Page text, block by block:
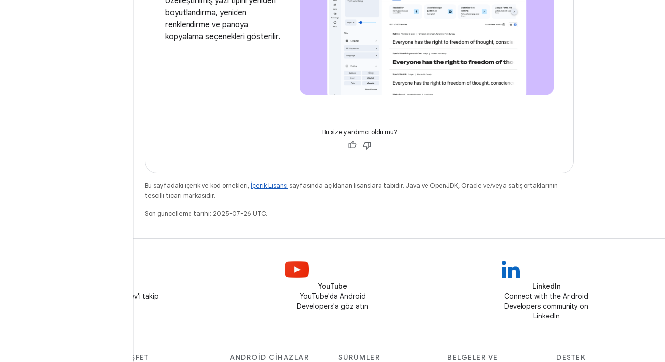
boyutlandırma, yeniden
renklendirme ve panoya
kopyalama seçenekleri gösterilir.
Bu size yardımcı oldu mu?
Bu sayfadaki içerik ve kod örnekleri, İçerik Lisansı sayfasında açıklanan lisanslara tabidir. Java ve OpenJDK, Oracle ve/veya satış ortaklarının
tescilli ticari markasıdır.
Son güncelleme tarihi: 2025-07-26 UTC.
X'te @AndroidDev'i takip
YouTube
YouTube'da Android
Developers'a göz atın
LinkedIn
Connect with the Android
Developers community on
LinkedIn
KEŞFET
ANDROID CIHAZLAR
SÜRÜMLER
BELGELER VE
DESTEK